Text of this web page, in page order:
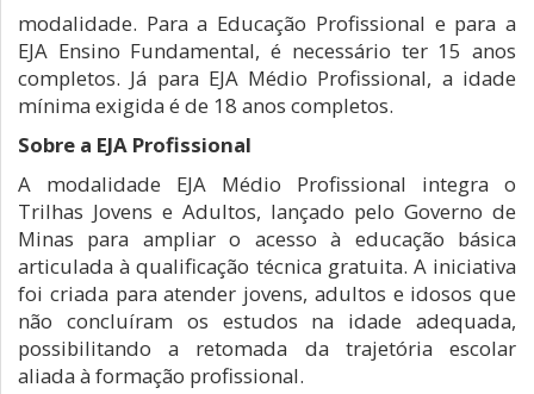
modalidade. Para a Educação Profissional e para a
EJA Ensino Fundamental, é necessário ter 15 anos
completos. Já para EJA Médio Profissional, a idade
mínima exigida é de 18 anos completos.
Sobre a EJA Profissional
A modalidade EJA Médio Profissional integra o
Trilhas Jovens e Adultos, lançado pelo Governo de
Minas para ampliar o acesso à educação básica
articulada à qualificação técnica gratuita. A iniciativa
foi criada para atender jovens, adultos e idosos que
não concluíram os estudos na idade adequada,
possibilitando a retomada da trajetória escolar
aliada à formação profissional.